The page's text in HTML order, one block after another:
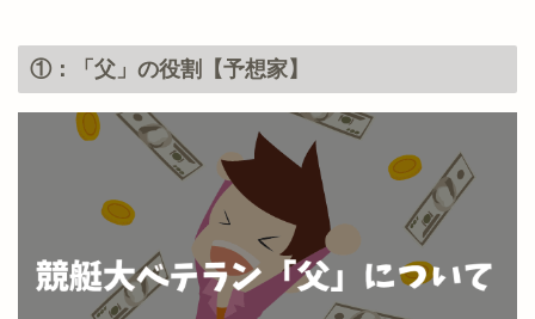
①：「父」の役割【予想家】